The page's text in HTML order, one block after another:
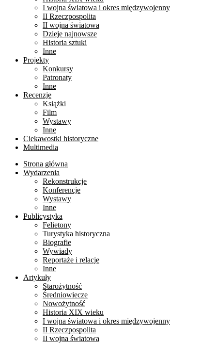
I wojna światowa i okres międzywojenny
II Rzeczpospolita
II wojna światowa
Dzieje najnowsze
Historia sztuki
Inne
Projekty
Konkursy
Patronaty
Inne
Recenzje
Książki
Film
Wystawy
Inne
Ciekawostki historyczne
Multimedia
Strona główna
Wydarzenia
Rekonstrukcje
Konferencje
Wystawy
Inne
Publicystyka
Felietony
Turystyka historyczna
Biografie
Wywiady
Reportaże i relacje
Inne
Artykuły
Starożytność
Średniowiecze
Nowożytność
Historia XIX wieku
I wojna światowa i okres międzywojenny
II Rzeczpospolita
II wojna światowa